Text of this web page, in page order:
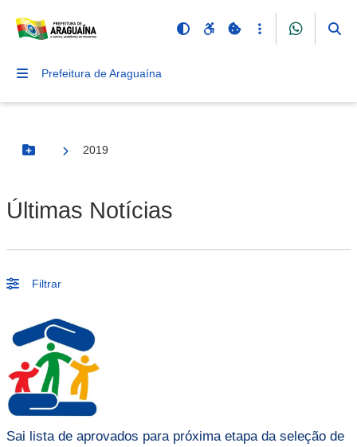
Prefeitura de Araguaína
Botão Menu
2019
Últimas Notícias
Filtrar
Sai lista de aprovados para próxima etapa da seleção de